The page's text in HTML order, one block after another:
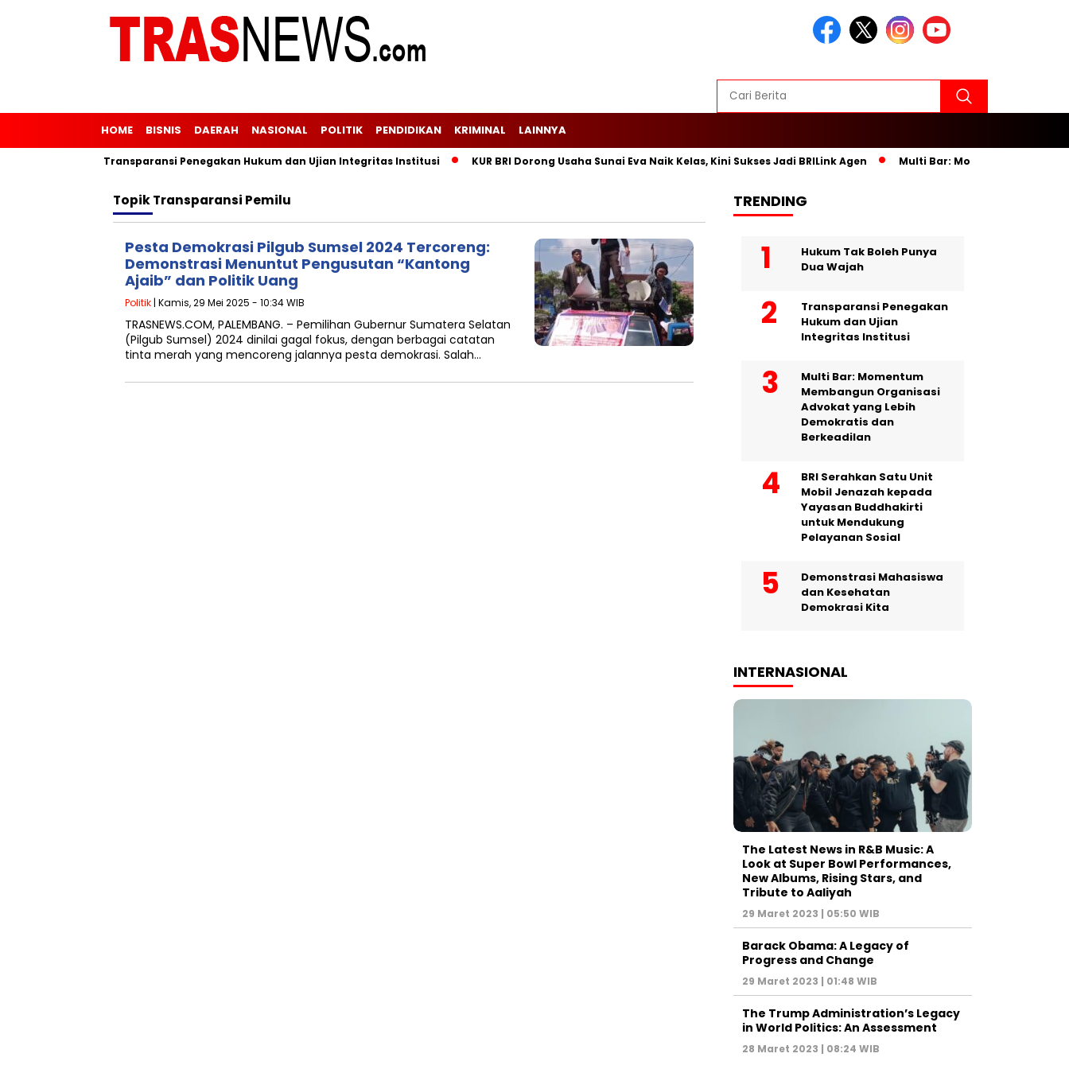
HOME BISNIS DAERAH NASIONAL POLITIK PENDIDIKAN KRIMINAL LAINNYA
Transparansi Penegakan Hukum dan Ujian Integritas Institusi KUR BRI Dorong Usaha Sunai Eva Naik Kelas, Kini Sukses Jadi BRILink Agen Multi Bar: Momentum
TopikTransparansi Pemilu
Pesta Demokrasi Pilgub Sumsel 2024 Tercoreng:
Demonstrasi Menuntut Pengusutan “Kantong
Ajaib” dan Politik Uang
Politik | Kamis, 29 Mei 2025 - 10:34 WIB
TRASNEWS.COM, PALEMBANG. – Pemilihan Gubernur Sumatera Selatan
(Pilgub Sumsel) 2024 dinilai gagal fokus, dengan berbagai catatan
tinta merah yang mencoreng jalannya pesta demokrasi. Salah…
TRENDING
Hukum Tak Boleh Punya
Dua Wajah
Transparansi Penegakan
Hukum dan Ujian
Integritas Institusi
Multi Bar: Momentum
Membangun Organisasi
Advokat yang Lebih
Demokratis dan
Berkeadilan
BRI Serahkan Satu Unit
Mobil Jenazah kepada
Yayasan Buddhakirti
untuk Mendukung
Pelayanan Sosial
Demonstrasi Mahasiswa
dan Kesehatan
Demokrasi Kita
INTERNASIONAL
The Latest News in R&B Music: A
Look at Super Bowl Performances,
New Albums, Rising Stars, and
Tribute to Aaliyah
29 Maret 2023 | 05:50 WIB
Barack Obama: A Legacy of
Progress and Change
29 Maret 2023 | 01:48 WIB
The Trump Administration’s Legacy
in World Politics: An Assessment
28 Maret 2023 | 08:24 WIB